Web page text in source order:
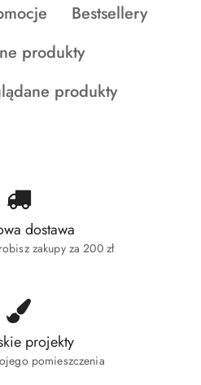
Produkty
statusie:
Bestsellery
produkty
produkty
dostawa
zakupy za 200 zł
projekty
pomieszczenia